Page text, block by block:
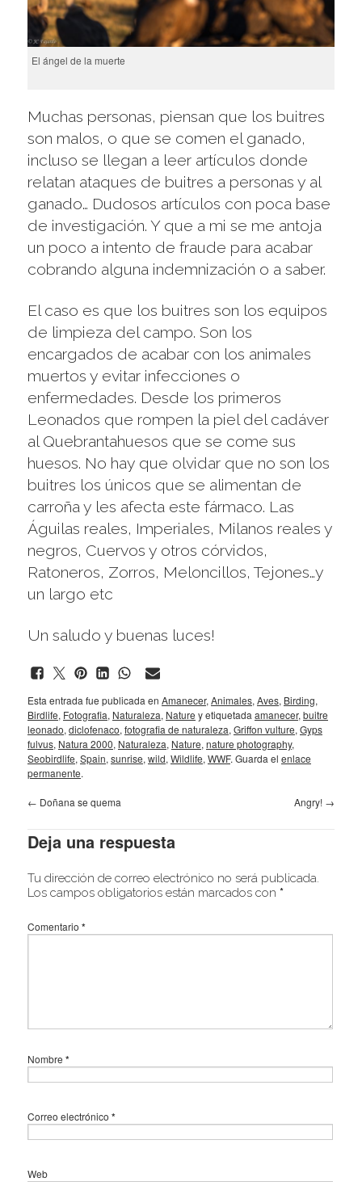
El ángel de la muerte
Muchas personas, piensan que los buitres
son malos, o que se comen el ganado,
incluso se llegan a leer artículos donde
relatan ataques de buitres a personas y al
ganado… Dudosos artículos con poca base
de investigación. Y que a mi se me antoja
un poco a intento de fraude para acabar
cobrando alguna indemnización o a saber.
El caso es que los buitres son los equipos
de limpieza del campo. Son los
encargados de acabar con los animales
muertos y evitar infecciones o
enfermedades. Desde los primeros
Leonados que rompen la piel del cadáver
al Quebrantahuesos que se come sus
huesos. No hay que olvidar que no son los
buitres los únicos que se alimentan de
carroña y les afecta este fármaco. Las
Águilas reales, Imperiales, Milanos reales y
negros, Cuervos y otros córvidos,
Ratoneros, Zorros, Meloncillos, Tejones…y
un largo etc
Un saludo y buenas luces!
Esta entrada fue publicada en Amanecer, Animales, Aves, Birding,
Birdlife, Fotografia, Naturaleza, Nature y etiquetada amanecer, buitre
leonado, diclofenaco, fotografia de naturaleza, Griffon vulture, Gyps
fulvus, Natura 2000, Naturaleza, Nature, nature photography,
Seobirdlife, Spain, sunrise, wild, Wildlife, WWF. Guarda el enlace
permanente.
← Doñana se quema Angry! →
Deja una respuesta
Tu dirección de correo electrónico no será publicada.
Los campos obligatorios están marcados con *
Comentario *
Nombre *
Correo electrónico *
Web